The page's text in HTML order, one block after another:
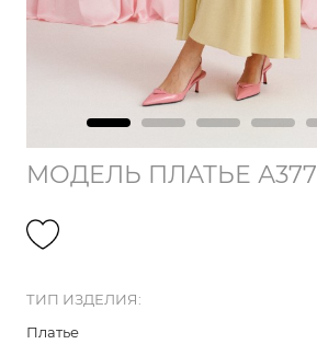
МОДЕЛЬ ПЛАТЬЕ
ТИП ИЗДЕЛИЯ:
Платье